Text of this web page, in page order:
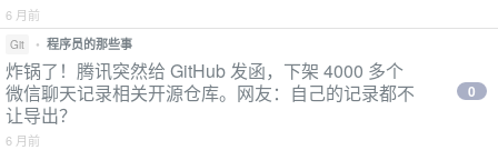
6 月前
Git • 程序员的那些事
炸锅了！腾讯突然给 GitHub 发函，下架 4000 多个
微信聊天记录相关开源仓库。网友：自己的记录都不
让导出？
6 月前
0